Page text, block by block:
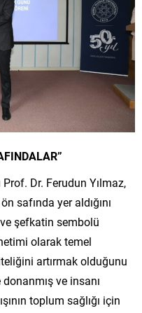
Dr. Ferudun Yılmaz,
safında yer aldığını
şefkatin sembolü
olarak temel
artırmak olduğunu
ve insanı
toplum sağlığı için